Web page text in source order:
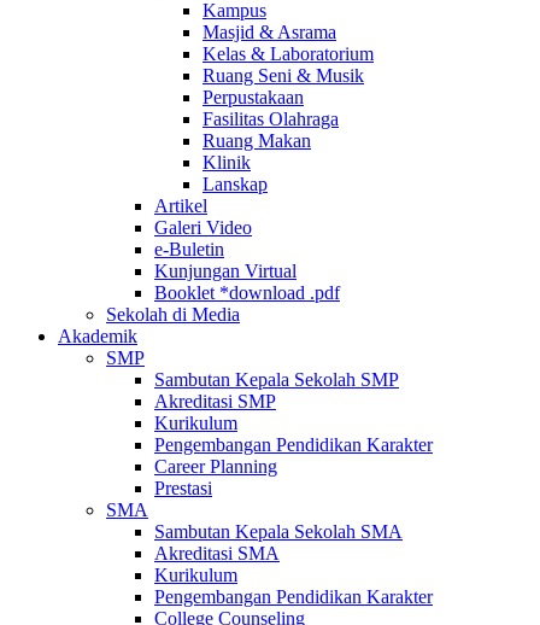
Kampus
Masjid & Asrama
Kelas & Laboratorium
Ruang Seni & Musik
Perpustakaan
Fasilitas Olahraga
Ruang Makan
Klinik
Lanskap
Artikel
Galeri Video
e-Buletin
Kunjungan Virtual
Booklet *download .pdf
Sekolah di Media
Akademik
SMP
Sambutan Kepala Sekolah SMP
Akreditasi SMP
Kurikulum
Pengembangan Pendidikan Karakter
Career Planning
Prestasi
SMA
Sambutan Kepala Sekolah SMA
Akreditasi SMA
Kurikulum
Pengembangan Pendidikan Karakter
College Counseling